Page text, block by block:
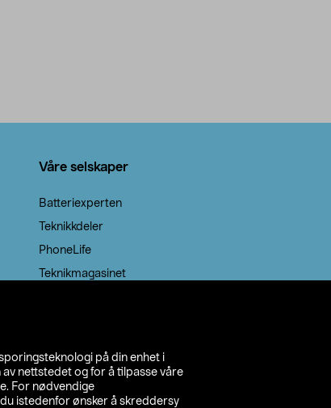
på din enhet i
nettstedet og for å tilpasse våre
For nødvendige
istedenfor ønsker å skreddersy
Våre selskaper
Batteriexperten
Teknikkdeler
PhoneLife
Teknikmagasinet